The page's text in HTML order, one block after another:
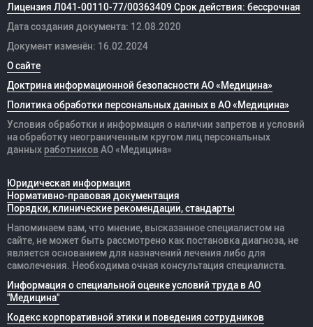
Лицензия Л041-00110-77/00363409 Срок действия: бессрочная
Дата создания документа: 12.08.2020
Документ изменён: 16.02.2024
О сайте
Доктрина информационной безопасности АО «Медицина»
Политика обработки персональных данных в АО «Медицина»
Условия обработки и информация о наличии запретов и условий
на обработку неограниченным кругом лиц персональных
данных работников АО «Медицина»
Юридическая информация
Нормативно-правовая документация
Порядки, клинические рекомендации, стандарты
Напоминаем вам, что мнение, высказанное специалистом на
сайте, не может быть рассмотрено как постановка диагноза, не
является основанием для назначений лечения либо для
самолечения. Необходима очная консультация специалиста.
Информация о специальной оценке условий труда в АО
"Медицина"
Кодекс корпоративной этики и поведения сотрудников